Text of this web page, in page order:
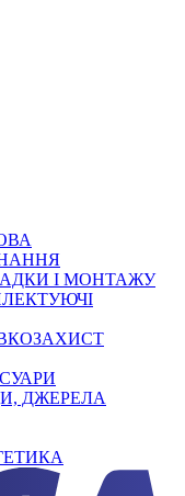
І МОНТАЖУ
ДЖЕРЕЛА